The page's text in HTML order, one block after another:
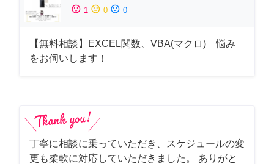
sentiment_satisfied 1 sentiment_neutral 0 sentiment_dissatisfied 0
【無料相談】EXCEL関数、VBA(マクロ) 悩み
をお伺いします！
丁寧に相談に乗っていただき、スケジュールの変
更も柔軟に対応していただきました。 ありがと